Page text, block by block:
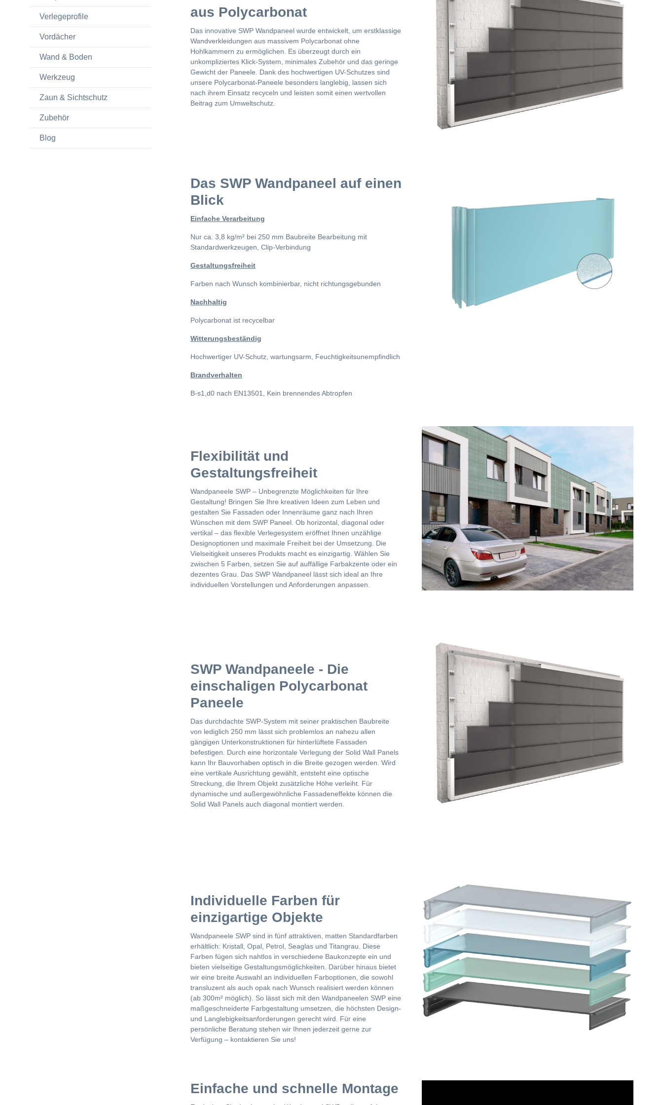
Verlegeprofile
Vordächer
Wand & Boden
Werkzeug
Zaun & Sichtschutz
Zubehör
Blog
aus Polycarbonat
Das innovative SWP Wandpaneel wurde entwickelt, um erstklassige
Wandverkleidungen aus massivem Polycarbonat ohne
Hohlkammern zu ermöglichen. Es überzeugt durch ein
unkompliziertes Klick-System, minimales Zubehör und das geringe
Gewicht der Paneele. Dank des hochwertigen UV-Schutzes sind
unsere Polycarbonat-Paneele besonders langlebig, lassen sich
nach ihrem Einsatz recyceln und leisten somit einen wertvollen
Beitrag zum Umweltschutz.
Das SWP Wandpaneel auf einen
Blick
Einfache Verarbeitung
Nur ca. 3,8 kg/m² bei 250 mm Baubreite Bearbeitung mit
Standardwerkzeugen, Clip-Verbindung
Gestaltungsfreiheit
Farben nach Wunsch kombinierbar, nicht richtungsgebunden
Nachhaltig
Polycarbonat ist recycelbar
Witterungsbeständig
Hochwertiger UV-Schutz, wartungsarm, Feuchtigkeitsunempfindlich
Brandverhalten
B-s1,d0 nach EN13501, Kein brennendes Abtropfen
Flexibilität und
Gestaltungsfreiheit
Wandpaneele SWP – Unbegrenzte Möglichkeiten für Ihre
Gestaltung! Bringen Sie Ihre kreativen Ideen zum Leben und
gestalten Sie Fassaden oder Innenräume ganz nach Ihren
Wünschen mit dem SWP Paneel. Ob horizontal, diagonal oder
vertikal – das flexible Verlegesystem eröffnet Ihnen unzählige
Designoptionen und maximale Freiheit bei der Umsetzung. Die
Vielseitigkeit unseres Produkts macht es einzigartig. Wählen Sie
zwischen 5 Farben, setzen Sie auf auffällige Farbakzente oder ein
dezentes Grau. Das SWP Wandpaneel lässt sich ideal an Ihre
individuellen Vorstellungen und Anforderungen anpassen.
SWP Wandpaneele - Die
einschaligen Polycarbonat
Paneele
Das durchdachte SWP-System mit seiner praktischen Baubreite
von lediglich 250 mm lässt sich problemlos an nahezu allen
gängigen Unterkonstruktionen für hinterlüftete Fassaden
befestigen. Durch eine horizontale Verlegung der Solid Wall Panels
kann Ihr Bauvorhaben optisch in die Breite gezogen werden. Wird
eine vertikale Ausrichtung gewählt, entsteht eine optische
Streckung, die Ihrem Objekt zusätzliche Höhe verleiht. Für
dynamische und außergewöhnliche Fassadeneffekte können die
Solid Wall Panels auch diagonal montiert werden.
Individuelle Farben für
einzigartige Objekte
Wandpaneele SWP sind in fünf attraktiven, matten Standardfarben
erhältlich: Kristall, Opal, Petrol, Seaglas und Titangrau. Diese
Farben fügen sich nahtlos in verschiedene Baukonzepte ein und
bieten vielseitige Gestaltungsmöglichkeiten. Darüber hinaus bietet
wir eine breite Auswahl an individuellen Farboptionen, die sowohl
transluzent als auch opak nach Wunsch realisiert werden können
(ab 300m² möglich). So lässt sich mit den Wandpaneelen SWP eine
maßgeschneiderte Farbgestaltung umsetzen, die höchsten Design-
und Langlebigkeitsanforderungen gerecht wird. Für eine
persönliche Beratung stehen wir Ihnen jederzeit gerne zur
Verfügung – kontaktieren Sie uns!
Einfache und schnelle Montage